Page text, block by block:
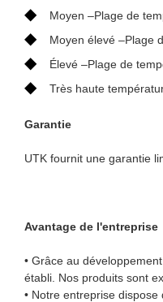
◆ Moyen –Plage de
◆ Moyen élevé –Plage
◆ Élevé –Plage de
◆ Très haute
Garantie
UTK fournit une garantie
Avantage de l'entreprise
• Grâce au
établi. Nos produits sont
• Notre entreprise